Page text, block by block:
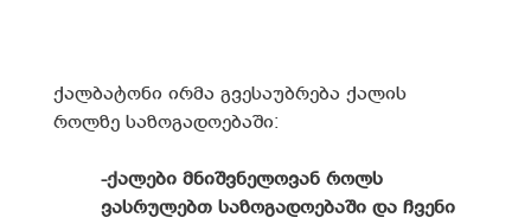
ქალბატონი ირმა გვესაუბრება ქალის
როლზე საზოგადოებაში:
-ქალები მნიშვნელოვან როლს
ვასრულებთ საზოგადოებაში და ჩვენი